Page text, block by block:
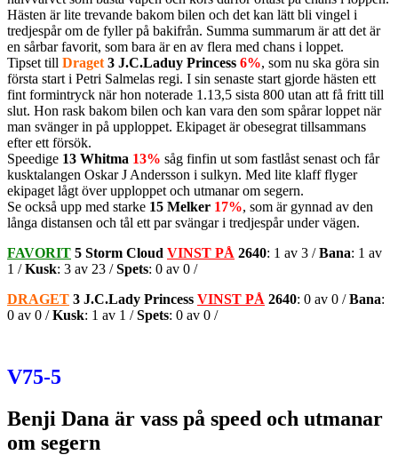
Hästen är lite trevande bakom bilen och det kan lätt bli vingel i
tredjespår om de fyller på bakifrån. Summa summarum är att det är
en sårbar favorit, som bara är en av flera med chans i loppet.
Tipset till Draget 3 J.C.Laduy Princess 6%, som nu ska göra sin
första start i Petri Salmelas regi. I sin senaste start gjorde hästen ett
fint formintryck när hon noterade 1.13,5 sista 800 utan att få fritt till
slut. Hon rask bakom bilen och kan vara den som spårar loppet när
man svänger in på upploppet. Ekipaget är obesegrat tillsammans
efter ett försök.
Speedige 13 Whitma 13% såg finfin ut som fastlåst senast och får
kusktalangen Oskar J Andersson i sulkyn. Med lite klaff flyger
ekipaget lågt över upploppet och utmanar om segern.
Se också upp med starke 15 Melker 17%, som är gynnad av den
långa distansen och tål ett par svängar i tredjespår under vägen.
FAVORIT 5 Storm Cloud VINST PÅ 2640: 1 av 3 /Bana: 1 av
1 /Kusk: 3 av 23 /Spets: 0 av 0 /
DRAGET 3 J.C.Lady Princess VINST PÅ 2640: 0 av 0 /Bana:
0 av 0 /Kusk: 1 av 1 /Spets: 0 av 0 /
V75-5
Benji Dana är vass på speed och utmanar
om segern